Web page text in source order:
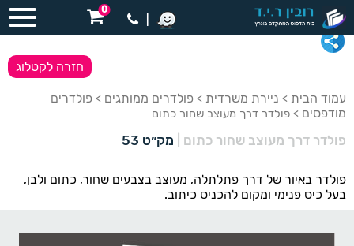
0
עמוד הבית > ניירת משרדית > פולדרים ממותגים > פולדרים
מודפסים > פולדר דרך מעוצב שחור כתום
פולדר דרך מעוצב שחור כתום מק״ט 53
חזרה לקטלוג
פולדר באיור של דרך פתלתלה, מעוצב בצבעים שחור, כתום ולבן,
בעל כיס פנימי ומקום להכניס כיתוב.